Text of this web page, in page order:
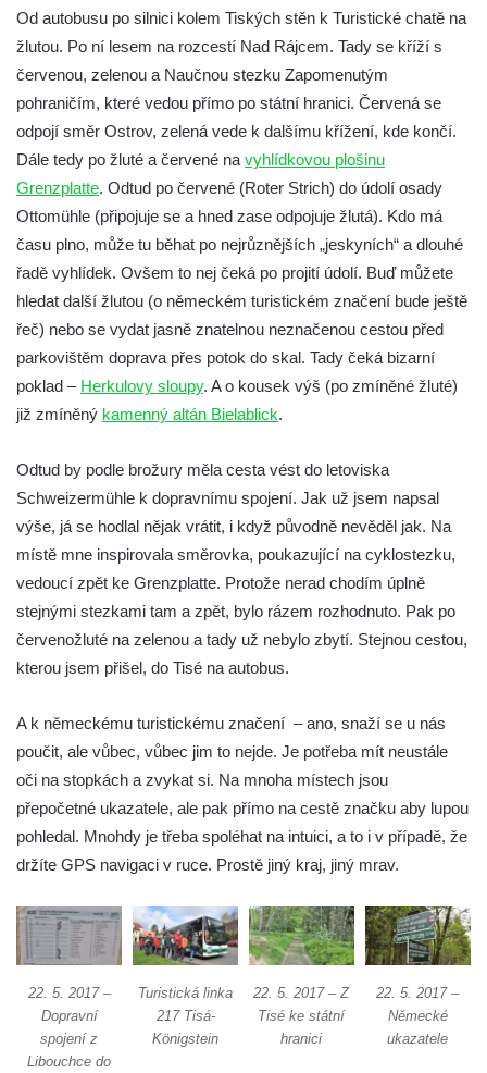
Pravčická brána – Hřensko
Trasa 10 – Jetřichovické skály (Jetřichovice
– Pohovka – Rudolfův kámen – Vilemínina
stěna – Mariina skála – Jetřichovice)
Trasa 12 – Jetřichovice – Haťový důl –
Falkenštejn – Tokáň – Panenská jedle –
Vlčí deska – Niedermühle –
Hinterhermsdorf (a ještě kus dál)
Trasa 13 – Vysoká Lípa – Šaunštejn – Malá
Pravčická brána – Zadní Jetřichovice –
soutěska Křinice – Niedermühle – Zadní
Mikulášovice
Trasa 14 – Krásná Lípa – Kamenná Horka
– Kyjov – Turistický most – Brtníky
Trasa 15 – Köglerova naučná stezka
Trasa 17 – Mikulášovice – Weifberg –
Trasa 18 – Česká Kamenice – Kamenický
Šenov – Prácheň
Trasa 19 – Česká Kamenice – Filipov –
Srbská Kamenice – Všemily – Jetřichovice (
– Kunratice – Česká Kamenice)
Trasa 20 – Jiřetín pod Jedlovou – Jedlová –
Trasa 21 – Rumburk (prohlídka města) –
Strážný vrch – Filipov Basilika – pramen
Sprévy – Jiříkov
– Třípanský kámen – hraniční přechod
Od autobusu po silnici kolem Tiských stěn k Turistické chatě na
žlutou. Po ní lesem na rozcestí Nad Rájcem. Tady se kříží s
červenou, zelenou a Naučnou stezku Zapomenutým
pohraničím, které vedou přímo po státní hranici. Červená se
odpojí směr Ostrov, zelená vede k dalšímu křížení, kde končí.
Dále tedy po žluté a červené na vyhlídkovou plošinu
Grenzplatte. Odtud po červené (Roter Strich) do údolí osady
Ottomühle (připojuje se a hned zase odpojuje žlutá). Kdo má
času plno, může tu běhat po nejrůznějších „jeskyních“ a dlouhé
řadě vyhlídek. Ovšem to nej čeká po projití údolí. Buď můžete
hledat další žlutou (o německém turistickém značení bude ještě
řeč) nebo se vydat jasně znatelnou neznačenou cestou před
parkovištěm doprava přes potok do skal. Tady čeká bizarní
poklad – Herkulovy sloupy. A o kousek výš (po zmíněné žluté)
již zmíněný kamenný altán Bielablick.
Odtud by podle brožury měla cesta vést do letoviska
Schweizermühle k dopravnímu spojení. Jak už jsem napsal
výše, já se hodlal nějak vrátit, i když původně nevěděl jak. Na
místě mne inspirovala směrovka, poukazující na cyklostezku,
vedoucí zpět ke Grenzplatte. Protože nerad chodím úplně
stejnými stezkami tam a zpět, bylo rázem rozhodnuto. Pak po
červenožluté na zelenou a tady už nebylo zbytí. Stejnou cestou,
kterou jsem přišel, do Tisé na autobus.
A k německému turistickému značení – ano, snaží se u nás
poučit, ale vůbec, vůbec jim to nejde. Je potřeba mít neustále
oči na stopkách a zvykat si. Na mnoha místech jsou
přepočetné ukazatele, ale pak přímo na cestě značku aby lupou
pohledal. Mnohdy je třeba spoléhat na intuici, a to i v případě, že
držíte GPS navigaci v ruce. Prostě jiný kraj, jiný mrav.
22. 5. 2017 –
Dopravní
spojení z
Libouchce do
Turistická linka
217 Tisá-
Königstein
22. 5. 2017 – Z
Tisé ke státní
hranici
22. 5. 2017 –
Německé
ukazatele